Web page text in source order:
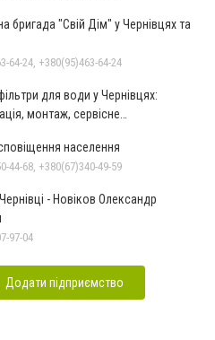
бригада "Свій Дім" у Чернівцях та
64-24, +380(95)463-64-24
для води у Чернівцях:
монтаж, сервісне
населення
44-68, +380(67)340-49-59
- Новіков Олександр
97-04
Додати підприємство